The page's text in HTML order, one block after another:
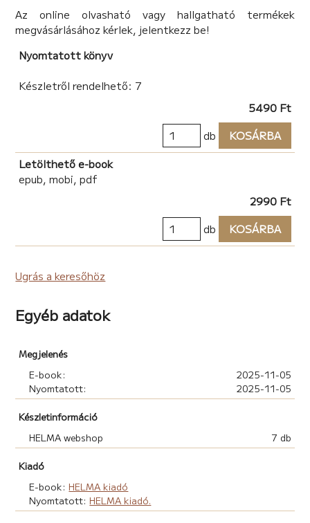
Az online olvasható vagy hallgatható termékek
megvásárlásához kérlek, jelentkezz be!
Nyomtatott könyv
Készletről rendelhető: 7
5490 Ft
db
KOSÁRBA
Letölthető e-book
epub, mobi, pdf
2990 Ft
db
KOSÁRBA
Ugrás a keresőhöz
Egyéb adatok
Megjelenés
E-book:
2025-11-05
Nyomtatott:
2025-11-05
Készletinformáció
HELMA webshop
7 db
Kiadó
E-book: HELMA kiadó
Nyomtatott: HELMA kiadó.